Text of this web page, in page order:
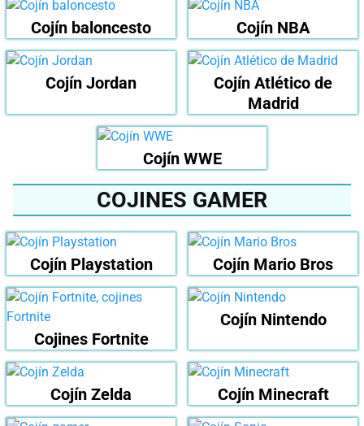
Cojín baloncesto Cojín NBA
Cojín Jordan
Cojín Atlético de
Madrid
Cojín WWE
COJINES GAMER
Cojín Playstation Cojín Mario Bros
Cojines Fortnite
Cojín Nintendo
Cojín Zelda Cojín Minecraft